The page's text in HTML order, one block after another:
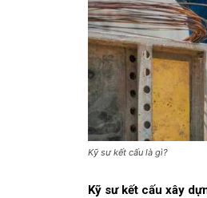
Kỹ sư kết cấu là gì?
Kỹ sư kết cấu xây